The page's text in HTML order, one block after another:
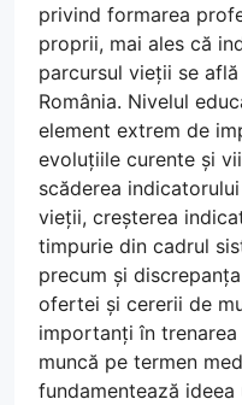
privind formarea
proprii, mai ales că
parcursul vieții se
România. Nivelul
element extrem de
evoluțiile curente și
scăderea
vieții, creșterea
timpurie din cadrul
precum și
ofertei și cererii de
importanți în
muncă pe termen
fundamentează